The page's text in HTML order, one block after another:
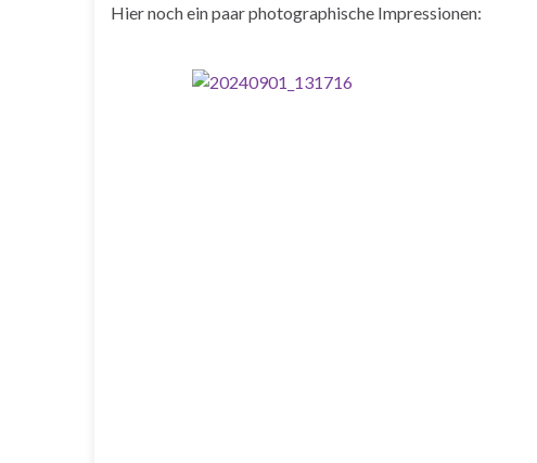
Hier noch ein paar photographische Impressionen: